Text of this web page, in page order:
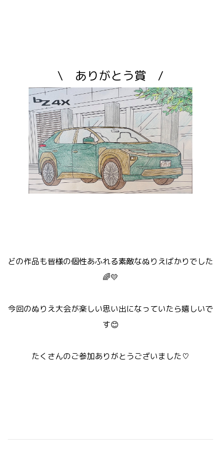
\ ありがとう賞 /
どの作品も皆様の個性あふれる素敵なぬりえばかりでした
🌈💛
今回のぬりえ大会が楽しい思い出になっていたら嬉しいで
す😊
たくさんのご参加ありがとうございました♡